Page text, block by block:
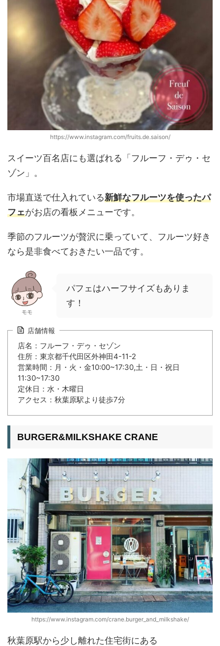
https://www.instagram.com/fruits.de.saison/
スイーツ百名店にも選ばれる「フルーフ・デゥ・セ
ゾン」。
市場直送で仕入れている新鮮なフルーツを使ったパ
フェがお店の看板メニューです。
季節のフルーツが贅沢に乗っていて、フルーツ好き
なら是非食べておきたい一品です。
モモ
パフェはハーフサイズもありま
す！
店舗情報
店名：フルーフ・デゥ・セゾン
住所：東京都千代田区外神田4-11-2
営業時間：月・火・金10:00~17:30,土・日・祝日
11:30~17:30
定休日：水・木曜日
アクセス：秋葉原駅より徒歩7分
BURGER&MILKSHAKE CRANE
https://www.instagram.com/crane.burger_and_milkshake/
秋葉原駅から少し離れた住宅街にある